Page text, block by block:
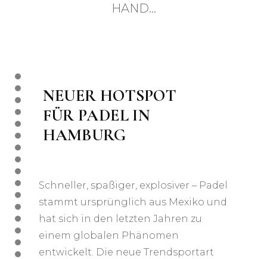
HAND…
NEUER HOTSPOT
FÜR PADEL IN
HAMBURG
Schneller, spaßiger, explosiver – Padel
stammt ursprünglich aus Mexiko und
hat sich in den letzten Jahren zu
einem globalen Phänomen
entwickelt. Die neue Trendsportart